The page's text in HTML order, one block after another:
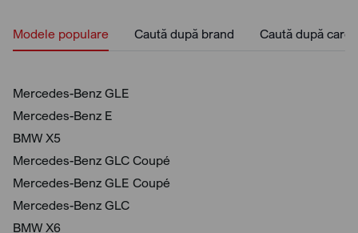
Modele populare Caută după brand Caută după
Mercedes-Benz GLE
Mercedes-Benz E
BMW X5
Mercedes-Benz GLC Coupé
Mercedes-Benz GLE Coupé
Mercedes-Benz GLC
BMW X6